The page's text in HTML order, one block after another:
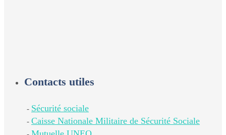
Contacts utiles
- Sécurité sociale
- Caisse Nationale Militaire de Sécurité Sociale